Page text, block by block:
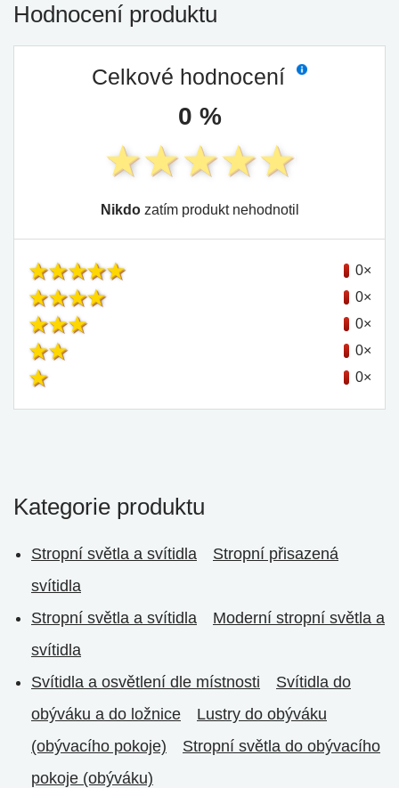
Hodnocení produktu
Celkové hodnocení
0 %
Nikdozatím produkt nehodnotil
0×
0×
0×
0×
0×
Kategorie produktu
Stropní světla a svítidla
Stropní přisazená
svítidla
Stropní světla a svítidla
Moderní stropní světla a
svítidla
Svítidla a osvětlení dle místnosti
Svítidla do
obýváku a do ložnice
Lustry do obýváku
(obývacího pokoje)
Stropní světla do obývacího
pokoje (obýváku)